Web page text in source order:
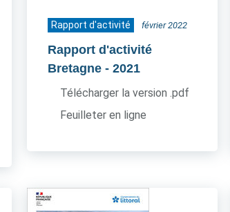
Rapport d'activité février 2022
Rapport d'activité
Bretagne - 2021
Télécharger la version .pdf
Feuilleter en ligne